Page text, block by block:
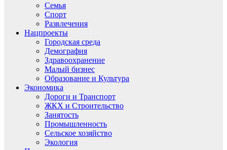
Семья
Спорт
Развлечения
Нацпроекты
Городская среда
Демография
Здравоохранение
Малый бизнес
Образование и Культура
Экономика
Дороги и Транспорт
ЖКХ и Строительство
Занятость
Промышленность
Сельское хозяйство
Экология